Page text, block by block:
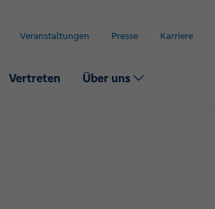
Veranstaltungen Presse Karriere
Vertreten Über uns